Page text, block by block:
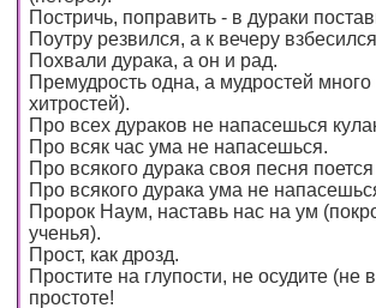
Постричь, поправить - в дураки
Поутру резвился, а к вечеру
Похвали дурака, а он и рад.
Премудрость одна, а мудростей много
хитростей).
Про всех дураков не напасешься
Про всяк час ума не напасешься.
Про всякого дурака своя песня
Про всякого дурака ума не
Пророк Наум, наставь нас на ум
ученья).
Прост, как дрозд.
Простите на глупости, не осудите (не
простоте!